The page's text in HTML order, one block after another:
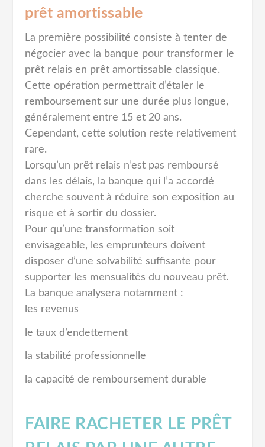
prêt amortissable
La première possibilité consiste à tenter de
négocier avec la banque pour transformer le
prêt relais en prêt amortissable classique.
Cette opération permettrait d’étaler le
remboursement sur une durée plus longue,
généralement entre 15 et 20 ans.
Cependant, cette solution reste relativement
rare.
Lorsqu’un prêt relais n’est pas remboursé
dans les délais, la banque qui l’a accordé
cherche souvent à réduire son exposition au
risque et à sortir du dossier.
Pour qu’une transformation soit
envisageable, les emprunteurs doivent
disposer d’une solvabilité suffisante pour
supporter les mensualités du nouveau prêt.
La banque analysera notamment :
les revenus
le taux d’endettement
la stabilité professionnelle
la capacité de remboursement durable
FAIRE RACHETER LE PRÊT